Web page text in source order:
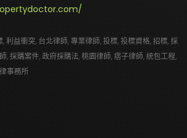
,利益衝突, 台北律師,專業律師,投標,投標資格,招標,採
,採購案件,政府採購法,桃園律師,痞子律師,統包工程,
事務所